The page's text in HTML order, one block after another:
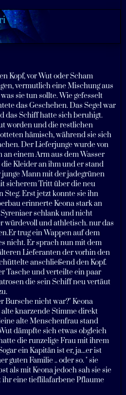
Kopf, vor Wut oder Scham
vermutlich eine Mischung aus
sie tun sollte. Wie gefesselt
das Geschehen. Das Segel war
das Schiff hatte sich beruhigt.
worden und die restlichen
hämisch, während sie sich
Der Lieferjunge wurde von
einem Arm aus dem Wasser
Kleider an ihm und er stand
Mann mit der jadegrünen
sicherem Tritt über die neu
Steg. Erst jetzt konnte sie ihn
erinnerte Keona stark an
schlank und nicht
würdevoll und athletisch. nur das
trug ein Wappen auf dem
nicht. Er sprach nun mit dem
Lieferanten der vorhin den
anschließend den Kopf.
Tasche und verteilte ein paar
die sein Schiff neu vertäut
Bursche nicht war?" Keona
knarzende Stimme direkt
alte Menschenfrau stand
dämpfte sich etwas obgleich
die runzelige Frau mit ihrem
ein Kapitän ist er, ja...er ist
guten Familie .. oder so. " sie
als mit Keona jedoch sah sie sie
ihr eine tieflilafarbene Pflaume